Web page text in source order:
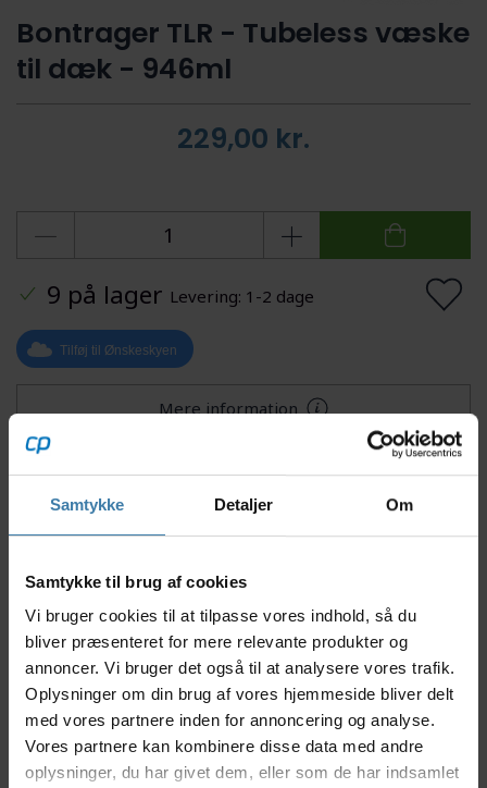
Samtykke Detaljer Om
Samtykke til brug af cookies
Vi bruger cookies til at tilpasse vores indhold, så du
bliver præsenteret for mere relevante produkter og
annoncer. Vi bruger det også til at analysere vores trafik.
Oplysninger om din brug af vores hjemmeside bliver delt
med vores partnere inden for annoncering og analyse.
Vores partnere kan kombinere disse data med andre
oplysninger, du har givet dem, eller som de har indsamlet
Bontrager TLR - Tubeless væske
til dæk - 946ml
229,00 kr.
9 på lager Levering: 1-2 dage
Tilføj til Ønskeskyen
Mere information
at forsegle slangeløse dæk, hvilket giver dig mulighed
for at køre med lavere dæktryk for bedre vejgreb og
komfort. Denne forseglingsvæske er udviklet på en
ny formular, som tætner hurtigere og holder længere
end tidligere.
Tubelessvæsken er produceret uden ammoniak, så